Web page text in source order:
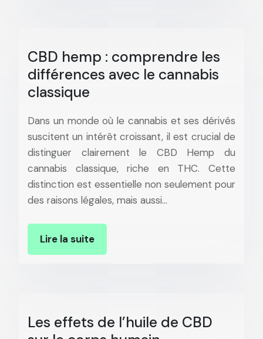
CBD hemp : comprendre les
différences avec le cannabis
classique
Dans un monde où le cannabis et ses dérivés
suscitent un intérêt croissant, il est crucial de
distinguer clairement le CBD Hemp du
cannabis classique, riche en THC. Cette
distinction est essentielle non seulement pour
des raisons légales, mais aussi…
Lire la suite
Les effets de l’huile de CBD